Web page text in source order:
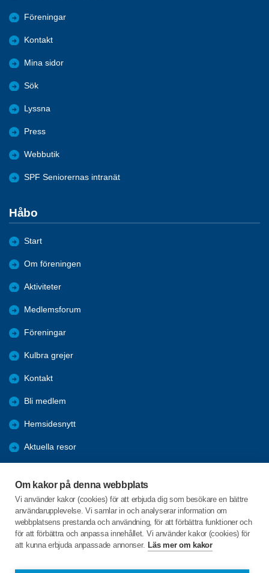
Om kakor på denna webbplats
Vi använder kakor (cookies) för att erbjuda dig som besökare en bättre
användarupplevelse. Vi samlar in och analyserar information om
webbplatsens prestanda och användning, för att förbättra funktioner och
för att förbättra och anpassa innehållet. Vi använder kakor (cookies) för
att kunna erbjuda anpassade annonser. Läs mer om kakor
Föreningar
Kontakt
Mina sidor
Sök
Lyssna
Press
Webbutik
SPF Seniorernas intranät
Håbo
Start
Om föreningen
Aktiviteter
Medlemsforum
Föreningar
Kulbra grejer
Kontakt
Bli medlem
Hemsidesnytt
Aktuella resor
Trygghetsringning
Gårdsrådet
C/o:Skeppsgården